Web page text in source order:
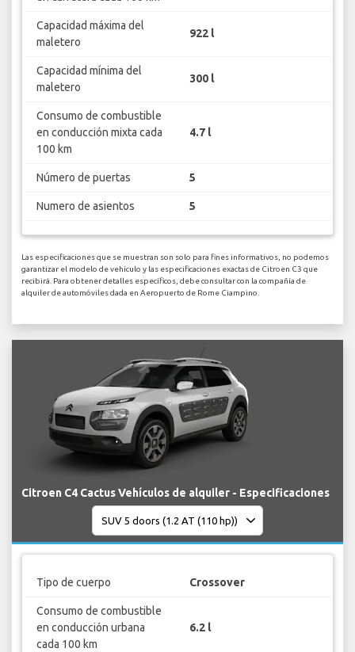
Capacidad máxima del
maletero
922 l
Capacidad mínima del
maletero
300 l
Consumo de combustible
en conducción mixta cada
100 km
4.7 l
Número de puertas 5
Numero de asientos 5
Las especificaciones que se muestran son solo para fines informativos, no podemos
garantizar el modelo de vehículo y las especificaciones exactas de Citroen C3 que
recibirá. Para obtener detalles específicos, debe consultar con la compañía de
alquiler de automóviles dada en Aeropuerto de Rome Ciampino.
Citroen C4 Cactus Vehículos de alquiler - Especificaciones
Tipo de cuerpo Crossover
Consumo de combustible
en conducción urbana
cada 100 km
6.2 l